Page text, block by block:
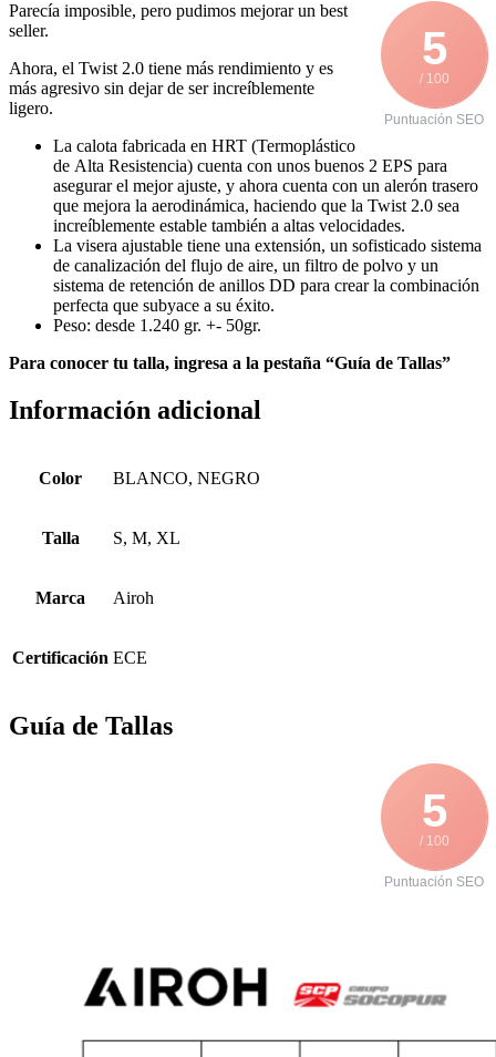
5
/ 100
Puntuación SEO
Parecía imposible, pero pudimos mejorar un best
seller.
Ahora, el Twist 2.0 tiene más rendimiento y es
más agresivo sin dejar de ser increíblemente
ligero.
La calota fabricada en HRT (Termoplástico
de Alta Resistencia) cuenta con unos buenos 2 EPS para
asegurar el mejor ajuste, y ahora cuenta con un alerón trasero
que mejora la aerodinámica, haciendo que la Twist 2.0 sea
increíblemente estable también a altas velocidades.
La visera ajustable tiene una extensión, un sofisticado sistema
de canalización del flujo de aire, un filtro de polvo y un
sistema de retención de anillos DD para crear la combinación
perfecta que subyace a su éxito.
Peso: desde 1.240 gr. +- 50gr.
Para conocer tu talla, ingresa a la pestaña “Guía de Tallas”
Información adicional
Color BLANCO, NEGRO
Talla S, M, XL
Marca Airoh
Certificación ECE
Guía de Tallas
5
/ 100
Puntuación SEO